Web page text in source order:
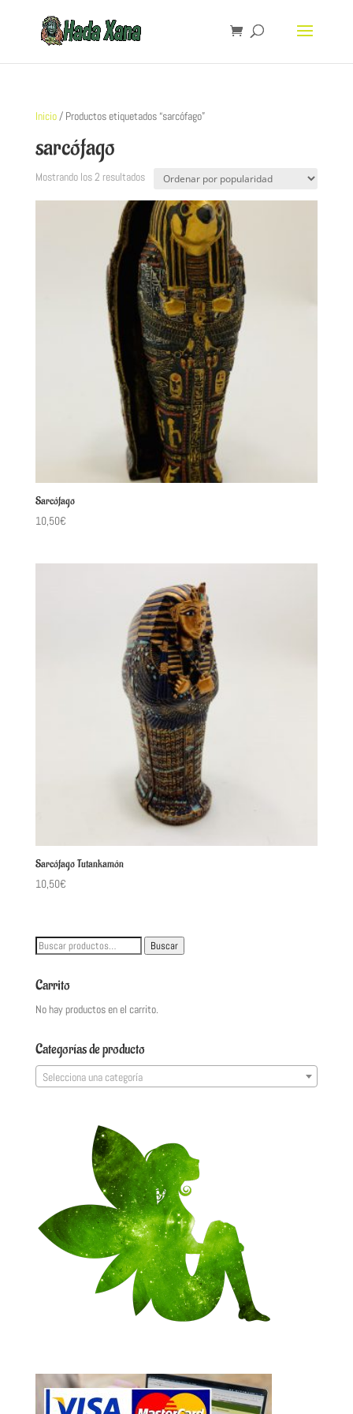
Inicio/ Productos etiquetados “sarcófago”
sarcófago
Mostrando los 2 resultados
Sarcófago
10,50€
Sarcófago Tutankamón
10,50€
Buscar
Buscar
Carrito
No hay productos en el carrito.
Categorías de producto
Selecciona una categoría